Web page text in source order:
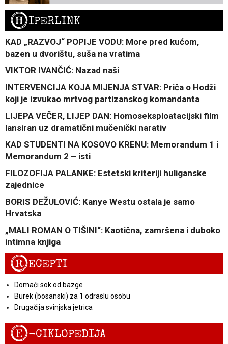
HIPERLINK
KAD „RAZVOJ“ POPIJE VODU: More pred kućom,
bazen u dvorištu, suša na vratima
VIKTOR IVANČIĆ: Nazad naši
INTERVENCIJA KOJA MIJENJA STVAR: Priča o Hodži
koji je izvukao mrtvog partizanskog komandanta
LIJEPA VEČER, LIJEP DAN: Homoseksploatacijski film
lansiran uz dramatični mučenički narativ
KAD STUDENTI NA KOSOVO KRENU: Memorandum 1 i
Memorandum 2 – isti
FILOZOFIJA PALANKE: Estetski kriteriji huliganske
zajednice
BORIS DEŽULOVIĆ: Kanye Westu ostala je samo
Hrvatska
„MALI ROMAN O TIŠINI“: Kaotična, zamršena i duboko
intimna knjiga
RECEPTI
Domaći sok od bazge
Burek (bosanski) za 1 odraslu osobu
Drugačija svinjska jetrica
E-CIKLOPEDIJA